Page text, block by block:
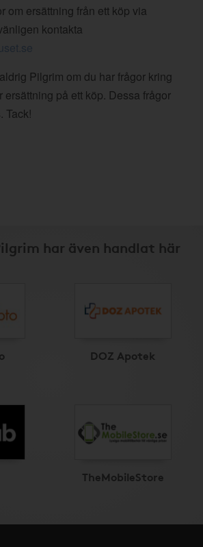
om ersättning från ett köp via
kontakta
Pilgrim om du har frågor kring
ersättning på ett köp. Dessa frågor
Tack!
har även handlat här
DOZ Apotek
TheMobileStore